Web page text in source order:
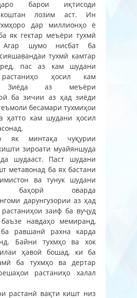
барои иқтисоди
коштан лозим аст. Ин
дар миллионҳо ё
як гектар меъёри тухмӣ
Агар шумо нисбат ба
тухмӣ камтар
пас аз кам шудани
ҳосил кам
Зиёда аз меъёри
ба зичии аз ҳад зиёди
бесамари тухмиҳои
ҳатто кам шудани ҳосил
як минтақа чуқурии
зироати муайяншуда
шудааст. Паст шудани
метавонад ба ях бастани
ва тунук шудани
баҳорӣ оварда
дарунгузории аз ҳад
заиф ба вуҷуд
навдаҳо мемиранд,
равшанӣ рахна карда
Байни тухмҳо ва хок
ҳавоӣ бошад, ки ба
ба тухмҳо ва дертар
растаниҳо халал
растанӣ вақти кишт низ